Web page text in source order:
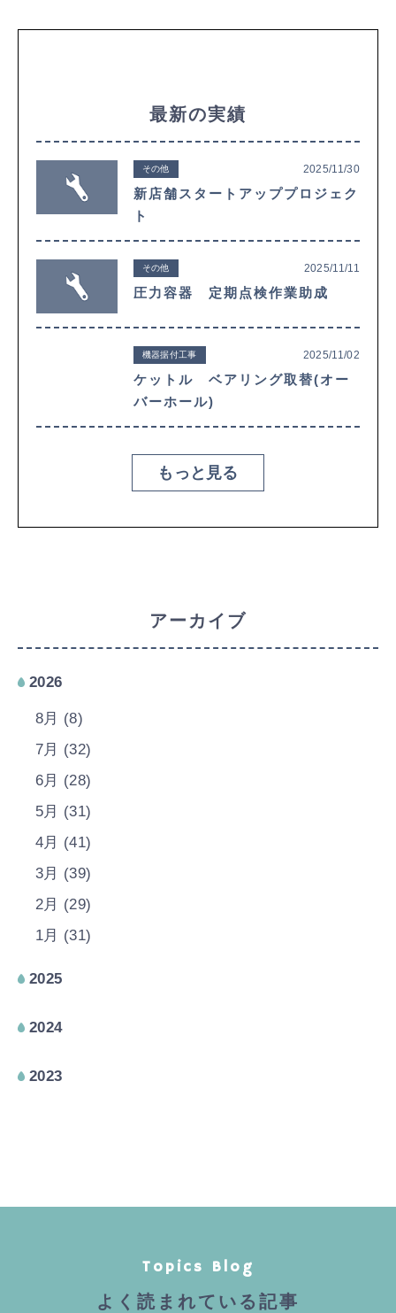
最新の実績
その他 2025/11/30
新店舗スタートアッププロジェク
ト
その他 2025/11/11
圧力容器 定期点検作業助成
機器据付工事 2025/11/02
ケットル ベアリング取替(オー
バーホール)
もっと見る
アーカイブ
2026
8月 (8)
7月 (32)
6月 (28)
5月 (31)
4月 (41)
3月 (39)
2月 (29)
1月 (31)
2025
2024
2023
Topics Blog
よく読まれている記事